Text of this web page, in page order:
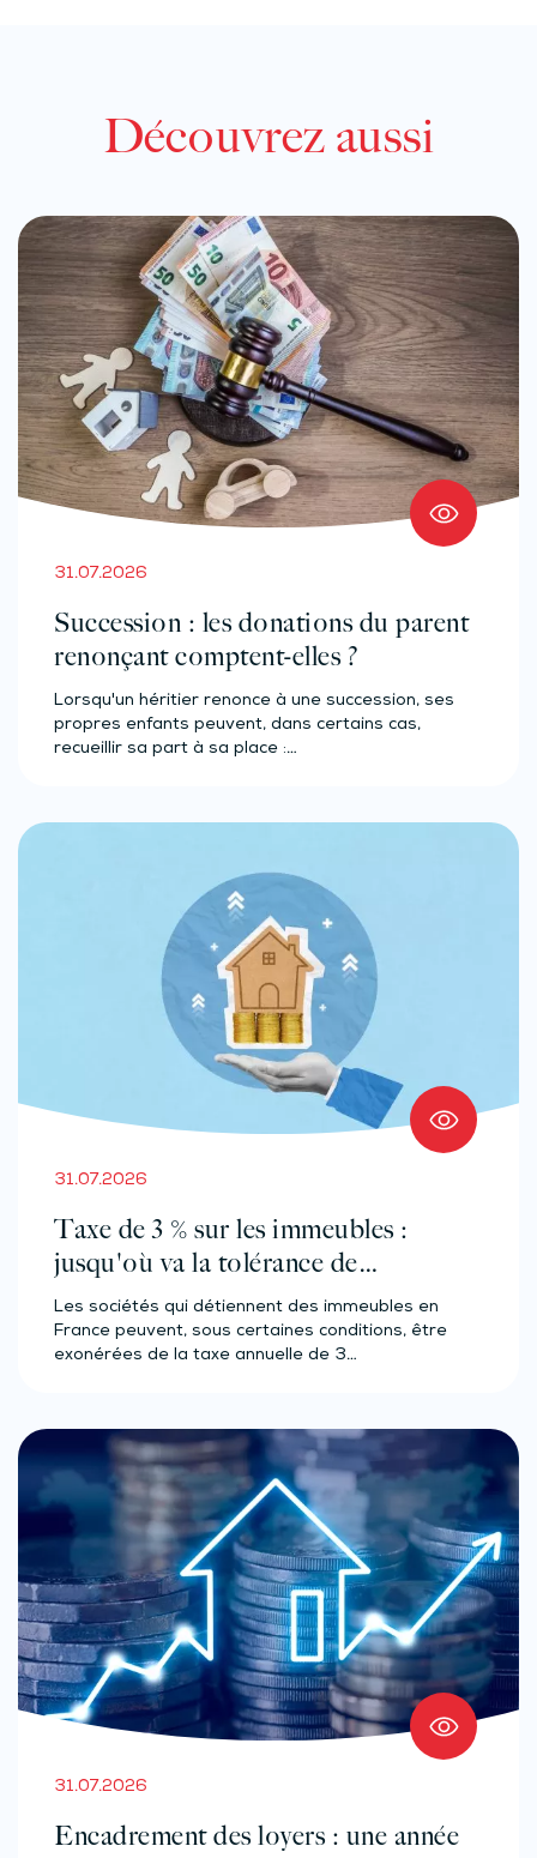
Découvrez aussi
31.07.2026
Succession : les donations du parent
renonçant comptent-elles ?
Lorsqu'un héritier renonce à une succession, ses
propres enfants peuvent, dans certains cas,
recueillir sa part à sa place :…
31.07.2026
Taxe de 3 % sur les immeubles :
jusqu'où va la tolérance de
l'administration ?
Les sociétés qui détiennent des immeubles en
France peuvent, sous certaines conditions, être
exonérées de la taxe annuelle de 3…
31.07.2026
Encadrement des loyers : une année